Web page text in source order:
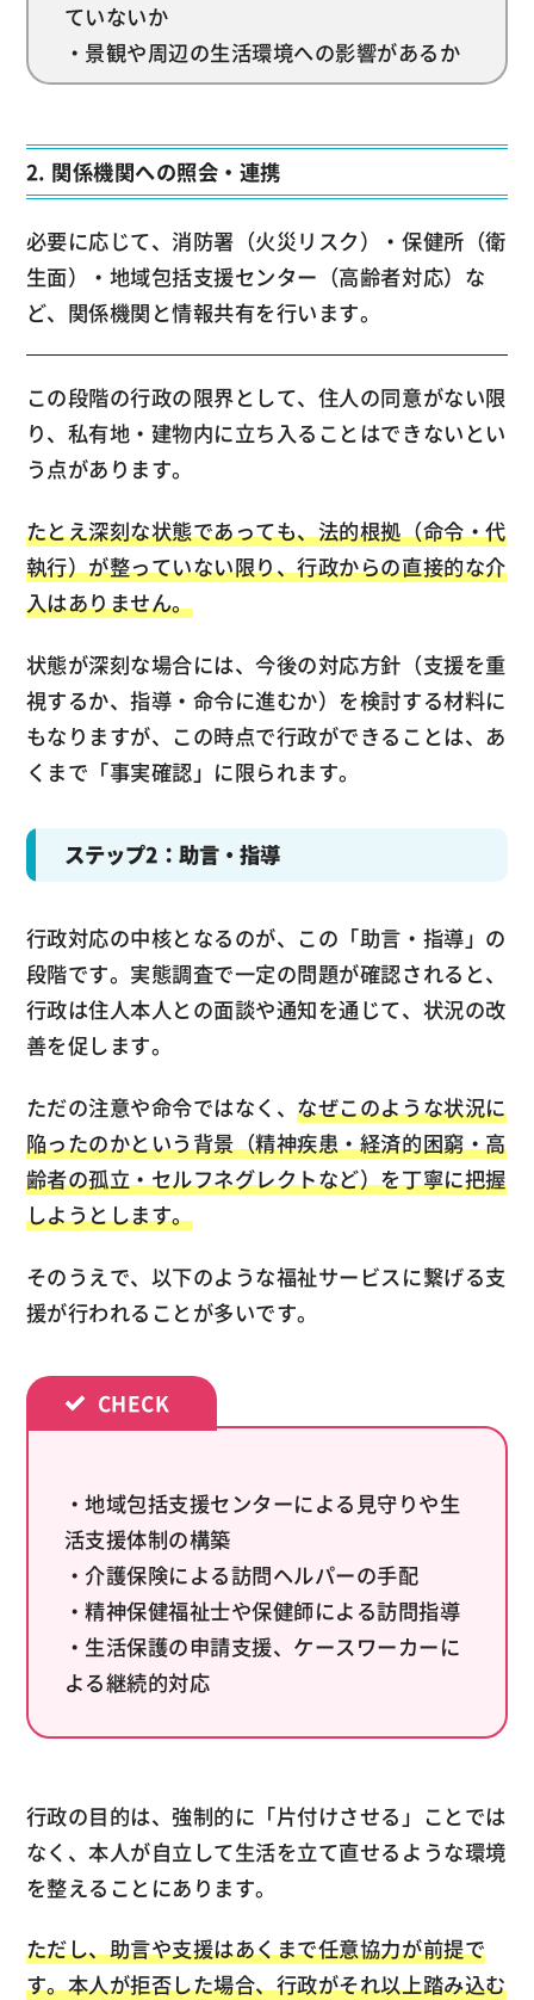
ていないか
・景観や周辺の生活環境への影響があるか
2. 関係機関への照会・連携
必要に応じて、消防署（火災リスク）・保健所（衛
生面）・地域包括支援センター（高齢者対応）な
ど、関係機関と情報共有を行います。
この段階の行政の限界として、住人の同意がない限
り、私有地・建物内に立ち入ることはできないとい
う点があります。
たとえ深刻な状態であっても、法的根拠（命令・代
執行）が整っていない限り、行政からの直接的な介
入はありません。
状態が深刻な場合には、今後の対応方針（支援を重
視するか、指導・命令に進むか）を検討する材料に
もなりますが、この時点で行政ができることは、あ
くまで「事実確認」に限られます。
ステップ2：助言・指導
行政対応の中核となるのが、この「助言・指導」の
段階です。実態調査で一定の問題が確認されると、
行政は住人本人との面談や通知を通じて、状況の改
善を促します。
ただの注意や命令ではなく、なぜこのような状況に
陥ったのかという背景（精神疾患・経済的困窮・高
齢者の孤立・セルフネグレクトなど）を丁寧に把握
しようとします。
そのうえで、以下のような福祉サービスに繋げる支
援が行われることが多いです。
・地域包括支援センターによる見守りや生
活支援体制の構築
・介護保険による訪問ヘルパーの手配
・精神保健福祉士や保健師による訪問指導
・生活保護の申請支援、ケースワーカーに
よる継続的対応
行政の目的は、強制的に「片付けさせる」ことでは
なく、本人が自立して生活を立て直せるような環境
を整えることにあります。
ただし、助言や支援はあくまで任意協力が前提で
す。本人が拒否した場合、行政がそれ以上踏み込む